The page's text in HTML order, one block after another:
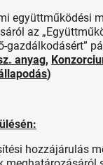
együttműködési
az
gazdálkodásért”
anyag,
)
hozzájárulás